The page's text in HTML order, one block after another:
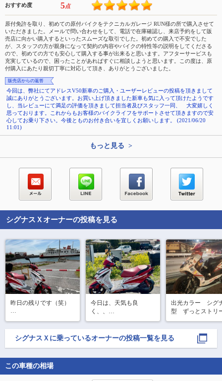
おすすめ度 5点
原付免許を取り、初めての原付バイクをテクニカルガレージ RUN様の所で購入させて
いただきました。メールで問い合わせをして、電話で在庫確認し、来店予約をして販
売店に向かい購入するといったスムーズな取引でした。初めての購入で不安でした
が、スタッフの方が親身になって契約の内容やバイクの特性等の説明をしてくださる
ので、初めての方でも安心して購入する事が出来ると思います。アフターサービスも
充実しているので、困ったことがあればすぐに相談しようと思います。この度は、原
付購入にあたり親切丁寧に対応して頂き、ありがとうございました。
販売店からの返答
今回は、弊社にてアドレスV50新車のご購入・ユーザーレビューの投稿を頂きまして
誠にありがとうございます。お買い上げ頂きました新車も気に入って頂けたようです
し、当レビューにて満足の評価を頂きまして担当者及びスタッフ一同、 大変嬉しく
思っております。これからもお客様のバイクライフをサポートさせて頂きますので安
心してお乗り下さい。今後とものお付き合いを宜しくお願いします。 (2021/06/20
11:01)
もっと見る >
シグナスＸ オーナーの投稿を見る
昨日の残りです（笑）
ったのでめちゃくちゃ
り方降り方がよくわか
らなくて、かなりドキ
今日は、天気も良
く、、
海の方へ行く用事があ
ったので
せっかくなので、
出光カラー　シグ
型　ずっとストリ
シグナスＸ に乗っているオーナーの投稿一覧を見る
この車種の相場